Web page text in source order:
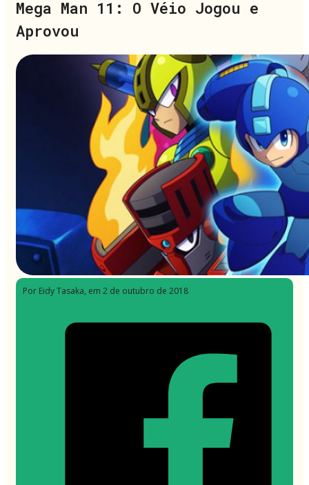
Mega Man 11: O Véio Jogou e
Aprovou
Por Eidy Tasaka, em 2 de outubro de 2018